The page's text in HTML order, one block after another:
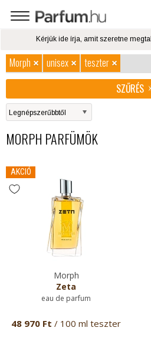
Morph unisex
teszter
SZŰRÉS
MORPH PARFÜMÖK
AKCIÓ
Morph
Zeta
eau de parfum
48 970 Ft / 100 ml teszter